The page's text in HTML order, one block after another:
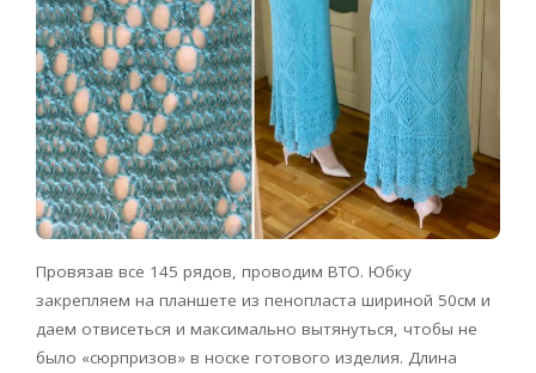
Провязав все 145 рядов, проводим ВТО. Юбку
закрепляем на планшете из пенопласта шириной 50см и
даем отвисеться и максимально вытянуться, чтобы не
было «сюрпризов» в носке готового изделия. Длина